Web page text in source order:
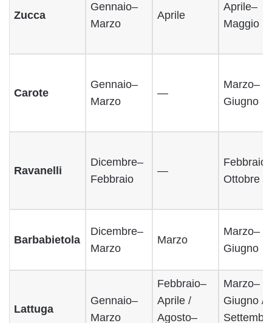
Zucca
Gennaio–
Marzo
Aprile
Aprile–
Maggio
Carote
Gennaio–
Marzo
—
Marzo–
Giugno
Ravanelli
Dicembre–
Febbraio
—
Ottobre
Barbabietola
Dicembre–
Marzo
Marzo
Marzo–
Giugno
Lattuga
Gennaio–
Marzo
Febbraio–
Aprile /
Agosto–
Marzo–
Giugno /